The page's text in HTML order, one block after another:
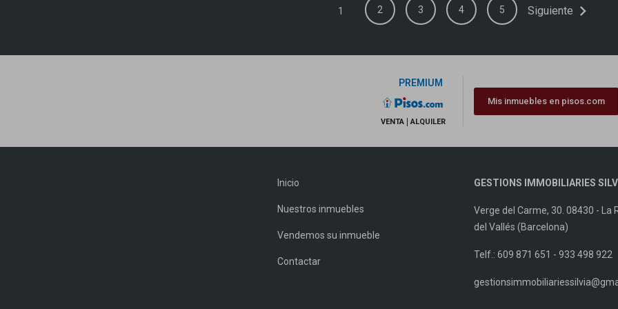
1 2 3 4 5 Siguiente chevron_right
PREMIUM
VENTA ALQUILER
Mis inmuebles en pisos.com
Inicio
Nuestros inmuebles
Vendemos su inmueble
Contactar
GESTIONS IMMOBILIARIES
Verge del Carme, 30. 08430 - La
del Vallés (Barcelona)
Telf.: 609 871 651 - 933 498 922